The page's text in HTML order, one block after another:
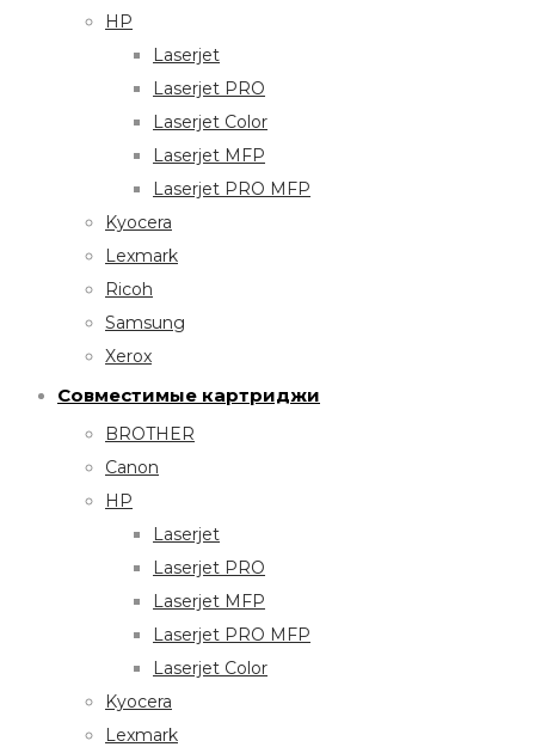
HP
Laserjet
Laserjet PRO
Laserjet Color
Laserjet MFP
Laserjet PRO MFP
Kyocera
Lexmark
Ricoh
Samsung
Xerox
Совместимые картриджи
BROTHER
Canon
HP
Laserjet
Laserjet PRO
Laserjet MFP
Laserjet PRO MFP
Laserjet Color
Kyocera
Lexmark